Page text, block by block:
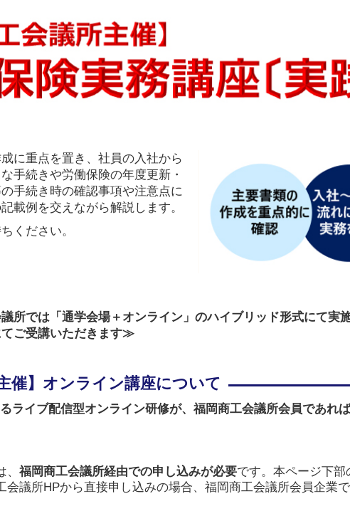
に重点を置き、社員の入社から
手続きや労働保険の年度更新・
手続き時の確認事項や注意点に
載例を交えながら解説します。
ください。
所では「通学会場＋オンライン」のハイブリッド形式にて実
ご受講いただきます≫
ライブ配信型オンライン研修が、 福岡商工会議所会員であれば
福岡商工会議所経由での申し込みが必要です。本ページ下
会議所HPから直接申し込みの場合、福岡商工会議所会員企業